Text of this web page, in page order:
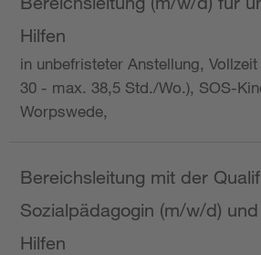
Hilfen
in unbefristeter Anstellung,
30 - max. 38,5 Std./Wo.), SOS-
Worpswede,
Bereichsleitung mit der
Sozialpädagogin (m/w/d)
Hilfen